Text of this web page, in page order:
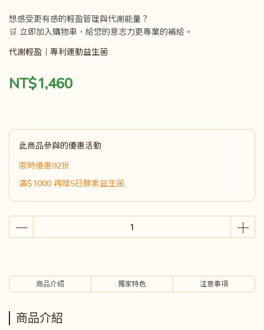
想感受更有感的輕盈管理與代謝能量？
🛒 立即加入購物車，給您的意志力更專業的補給。
代謝輕盈｜專利運動益生菌
NT$1,460
此商品參與的優惠活動
限時優惠92折
滿$1000 再贈5日酵素益生菌
商品介紹 獨家特色 注意事項
商品介紹